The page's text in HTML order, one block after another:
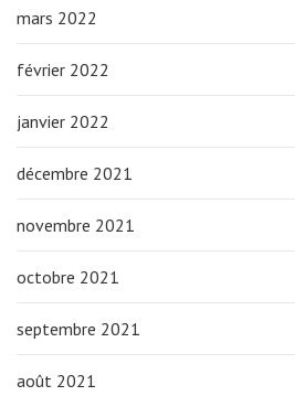
mars 2022
février 2022
janvier 2022
décembre 2021
novembre 2021
octobre 2021
septembre 2021
août 2021